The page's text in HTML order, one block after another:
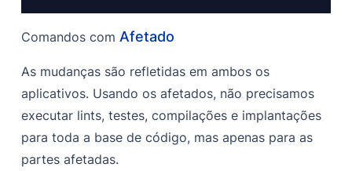
Comandos com Afetado
As mudanças são refletidas em ambos os
aplicativos. Usando os afetados, não precisamos
executar lints, testes, compilações e implantações
para toda a base de código, mas apenas para as
partes afetadas.